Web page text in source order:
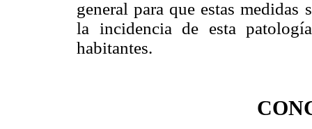
general para que estas medidas
la incidencia de esta
habitantes.